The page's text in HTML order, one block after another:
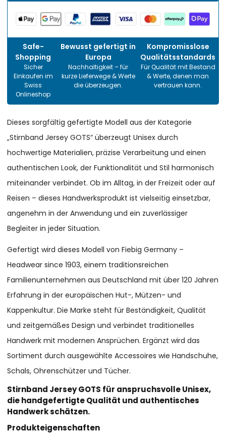
Safe-
Shopping
Sicher
Einkaufen im
Swiss
Onlineshop
Bewusst gefertigt in
Europa
Nachhaltigkeit – für
kurze Lieferwege & Werte
die überzeugen.
Kompromisslose
Qualitätsstandards
Für Qualität mit Bestand
& Werte, denen man
vertrauen kann.
Dieses sorgfältig gefertigte Modell aus der Kategorie
„Stirnband Jersey GOTS“ überzeugt Unisex durch
hochwertige Materialien, präzise Verarbeitung und einen
authentischen Look, der Funktionalität und Stil harmonisch
miteinander verbindet. Ob im Alltag, in der Freizeit oder auf
Reisen – dieses Handwerksprodukt ist vielseitig einsetzbar,
angenehm in der Anwendung und ein zuverlässiger
Begleiter in jeder Situation.
Gefertigt wird dieses Modell von Fiebig Germany –
Headwear since 1903, einem traditionsreichen
Familienunternehmen aus Deutschland mit über 120 Jahren
Erfahrung in der europäischen Hut-, Mützen- und
Kappenkultur. Die Marke steht für Beständigkeit, Qualität
und zeitgemäßes Design und verbindet traditionelles
Handwerk mit modernen Ansprüchen. Ergänzt wird das
Sortiment durch ausgewählte Accessoires wie Handschuhe,
Schals, Ohrenschützer und Tücher.
Stirnband Jersey GOTS für anspruchsvolle Unisex,
die handgefertigte Qualität und authentisches
Handwerk schätzen.
Produkteigenschaften